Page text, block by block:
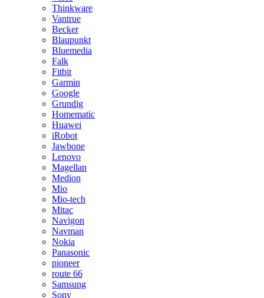
Thinkware
Vantrue
Becker
Blaupunkt
Bluemedia
Falk
Fitbit
Garmin
Google
Grundig
Homematic
Huawei
iRobot
Jawbone
Lenovo
Magellan
Medion
Mio
Mio-tech
Mitac
Navigon
Navman
Nokia
Panasonic
pioneer
route 66
Samsung
Sony